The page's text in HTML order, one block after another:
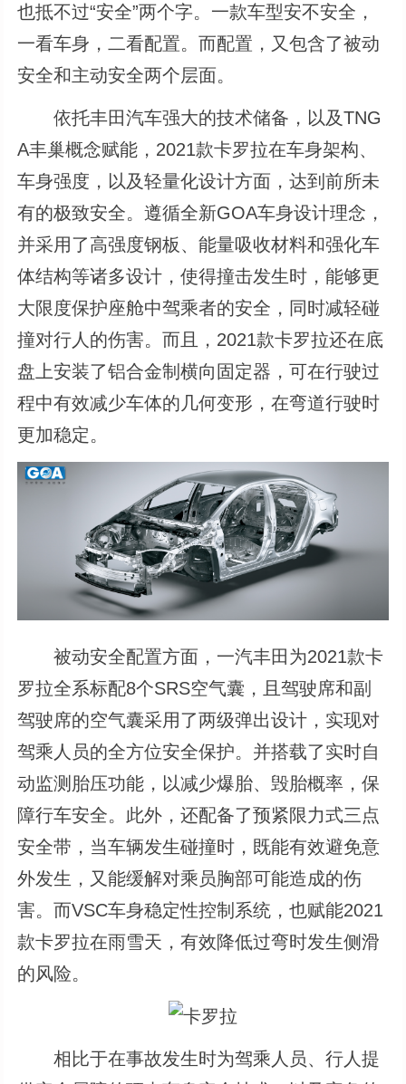
也抵不过“安全”两个字。一款车型安不安全，
一看车身，二看配置。而配置，又包含了被动
安全和主动安全两个层面。
依托丰田汽车强大的技术储备，以及TNG
A丰巢概念赋能，2021款卡罗拉在车身架构、
车身强度，以及轻量化设计方面，达到前所未
有的极致安全。遵循全新GOA车身设计理念，
并采用了高强度钢板、能量吸收材料和强化车
体结构等诸多设计，使得撞击发生时，能够更
大限度保护座舱中驾乘者的安全，同时减轻碰
撞对行人的伤害。而且，2021款卡罗拉还在底
盘上安装了铝合金制横向固定器，可在行驶过
程中有效减少车体的几何变形，在弯道行驶时
更加稳定。
被动安全配置方面，一汽丰田为2021款卡
罗拉全系标配8个SRS空气囊，且驾驶席和副
驾驶席的空气囊采用了两级弹出设计，实现对
驾乘人员的全方位安全保护。并搭载了实时自
动监测胎压功能，以减少爆胎、毁胎概率，保
障行车安全。此外，还配备了预紧限力式三点
安全带，当车辆发生碰撞时，既能有效避免意
外发生，又能缓解对乘员胸部可能造成的伤
害。而VSC车身稳定性控制系统，也赋能2021
款卡罗拉在雨雪天，有效降低过弯时发生侧滑
的风险。
相比于在事故发生时为驾乘人员、行人提